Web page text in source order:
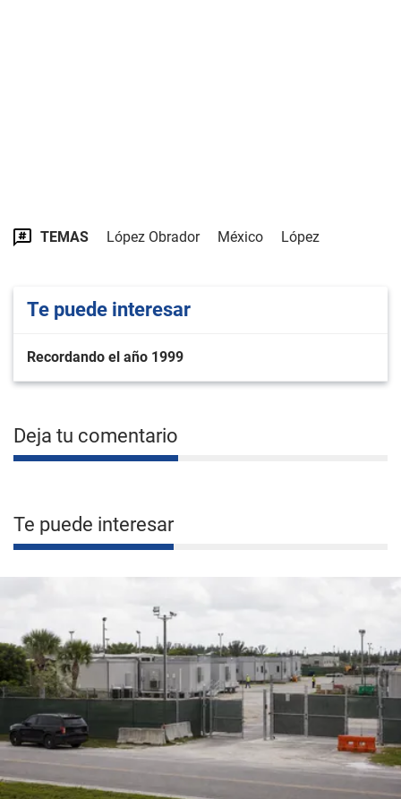
TEMAS López Obrador México López
Te puede interesar
Recordando el año 1999
Deja tu comentario
Te puede interesar